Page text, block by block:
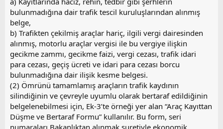
bulunmadığına dair trafik tescil kuruluşlarından alınmış
belge,
b) Trafikten çekilmiş araçlar hariç, ilgili vergi dairesinden
alınmış, motorlu araçlar vergisi ile bu vergiye ilişkin
gecikme zammı, gecikme faizi, vergi cezası, trafik idari
para cezası, geçiş ücreti ve idari para cezası borcu
bulunmadığına dair ilişik kesme belgesi.
(2) Ömrünü tamamlamış araçların trafik kaydının
silindiğinin ve çevreyle uyumlu olarak bertaraf edildiğinin
belgelenebilmesi için, Ek-3’te örneği yer alan “Araç Kayıttan
Düşme ve Bertaraf Formu” kullanılır. Bu form, seri